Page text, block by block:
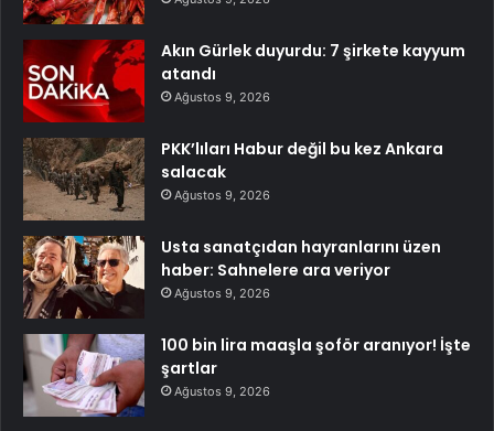
Akın Gürlek duyurdu: 7 şirkete kayyum
atandı
Ağustos 9, 2026
PKK’lıları Habur değil bu kez Ankara
salacak
Ağustos 9, 2026
Usta sanatçıdan hayranlarını üzen
haber: Sahnelere ara veriyor
Ağustos 9, 2026
100 bin lira maaşla şoför aranıyor! İşte
şartlar
Ağustos 9, 2026